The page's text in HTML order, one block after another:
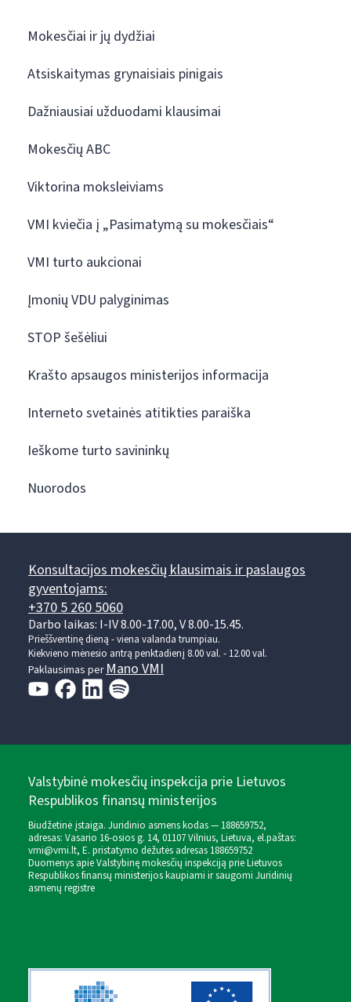
Mokesčiai ir jų dydžiai
Atsiskaitymas grynaisiais pinigais
Dažniausiai užduodami klausimai
Mokesčių ABC
Viktorina moksleiviams
VMI kviečia į „Pasimatymą su mokesčiais“
VMI turto aukcionai
Įmonių VDU palyginimas
STOP šešėliui
Krašto apsaugos ministerijos informacija
Interneto svetainės atitikties paraiška
Ieškome turto savininkų
Nuorodos
Konsultacijos mokesčių klausimais ir paslaugos
gyventojams:
+370 5 260 5060
Darbo laikas: I-IV 8.00-17.00, V 8.00-15.45.
Prieššventinę dieną - viena valanda trumpiau.
Kiekvieno mėnesio antrą penktadienį 8.00 val. - 12.00 val.
Paklausimas perMano VMI
Valstybinė mokesčių inspekcija prie Lietuvos
Respublikos finansų ministerijos
Biudžetinė įstaiga. Juridinio asmens kodas — 188659752,
adresas: Vasario 16-osios g. 14, 01107 Vilnius, Lietuva, el.paštas:
vmi@vmi.lt, E. pristatymo dėžutės adresas 188659752
Duomenys apie Valstybinę mokesčių inspekciją prie Lietuvos
Respublikos finansų ministerijos kaupiami ir saugomi Juridinių
asmenų registre